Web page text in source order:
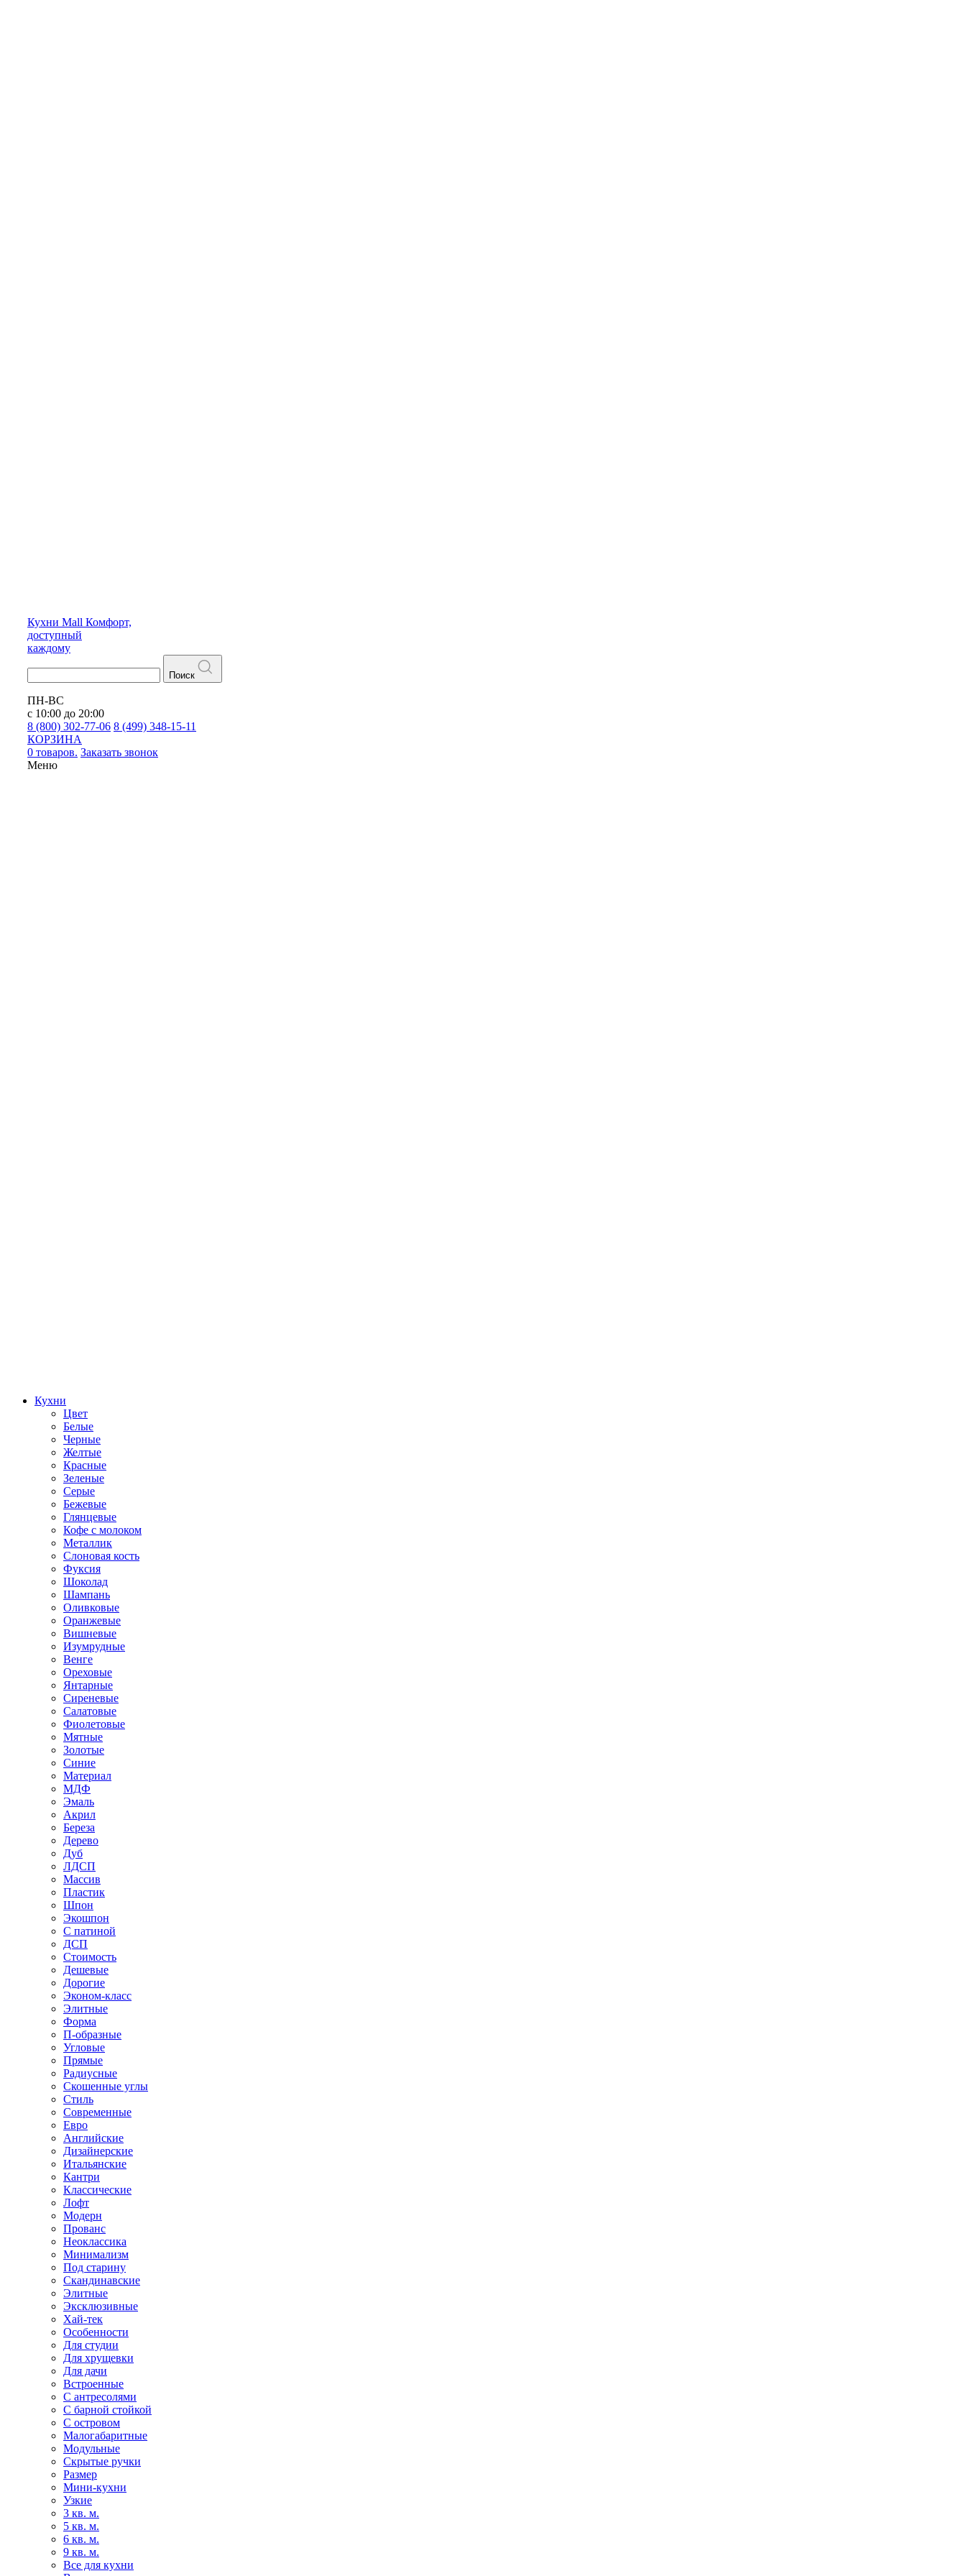
Кухни Mall Комфорт,
доступный
каждому
Поиск
ПН-ВС
с 10:00 до 20:00
8 (800) 302-77-06 8 (499) 348-15-11
КОРЗИНА
0 товаров. Заказать звонок
Меню
Кухни
Цвет
Белые
Черные
Желтые
Красные
Зеленые
Серые
Бежевые
Глянцевые
Кофе с молоком
Металлик
Слоновая кость
Фуксия
Шоколад
Шампань
Оливковые
Оранжевые
Вишневые
Изумрудные
Венге
Ореховые
Янтарные
Сиреневые
Салатовые
Фиолетовые
Мятные
Золотые
Синие
Материал
МДФ
Эмаль
Акрил
Береза
Дерево
Дуб
ЛДСП
Массив
Пластик
Шпон
Экошпон
С патиной
ДСП
Стоимость
Дешевые
Дорогие
Эконом-класс
Элитные
Форма
П-образные
Угловые
Прямые
Радиусные
Скошенные углы
Стиль
Современные
Евро
Английские
Дизайнерские
Итальянские
Кантри
Классические
Лофт
Модерн
Прованс
Неоклассика
Минимализм
Под старину
Скандинавские
Элитные
Эксклюзивные
Хай-тек
Особенности
Для студии
Для хрущевки
Для дачи
Встроенные
С антресолями
С барной стойкой
С островом
Малогабаритные
Модульные
Скрытые ручки
Размер
Мини-кухни
Узкие
3 кв. м.
5 кв. м.
6 кв. м.
9 кв. м.
Все для кухни